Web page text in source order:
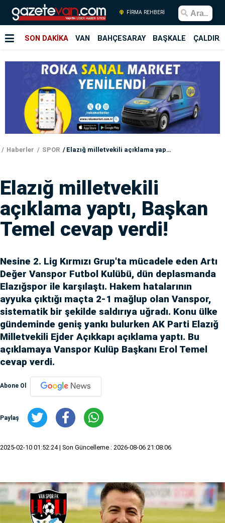
FİRMA REHBERİ
SON DAKİKA VAN BAHÇESARAY BAŞKALE
Haberler SPOR Elazığ milletvekili açıklama yaptı, Başkan Temel cevap verdi!
Elazığ milletvekili
açıklama yaptı, Başkan
Temel cevap verdi!
Nesine 2. Lig Kırmızı Grup'ta mücadele eden Artı
Değer Vanspor Futbol Kulübü, dün deplasmanda
Elazığspor ile karşılaştı. Hakem hatalarının
ayyuka çıktığı maçta 2-1 mağlup olan Vanspor,
sistematik bir şekilde saldırıya uğradı. Konu ülke
gündeminde geniş yankı bulurken AK Parti Elazığ
Milletvekili Ejder Açıkkapı açıklama yaptı. Bu
açıklamaya Vanspor Kulüp Başkanı Erol Temel
cevap verdi.
Abone Ol
Paylaş
2025-02-10 01:52:24 | Son Güncelleme : 2026-08-06 21:08:06